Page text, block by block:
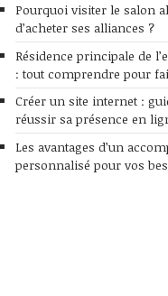
Pourquoi visiter le salon
d’acheter ses alliances ?
Résidence principale de
: tout comprendre pour
Créer un site internet :
réussir sa présence en
Les avantages d’un
personnalisé pour vos